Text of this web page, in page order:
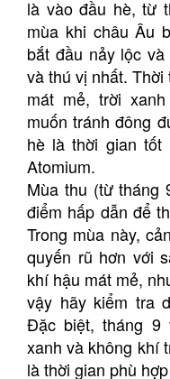
là vào đầu hè, từ
mùa khi châu Âu
bắt đầu nảy lộc
và thú vị nhất.
mát mẻ, trời
muốn tránh đông
hè là thời gian tốt
Atomium.
Mùa thu (từ tháng
điểm hấp dẫn để
Trong mùa này,
quyến rũ hơn với
khí hậu mát mẻ,
vậy hãy kiểm tra
Đặc biệt, tháng 9
xanh và không khí
là thời gian phù